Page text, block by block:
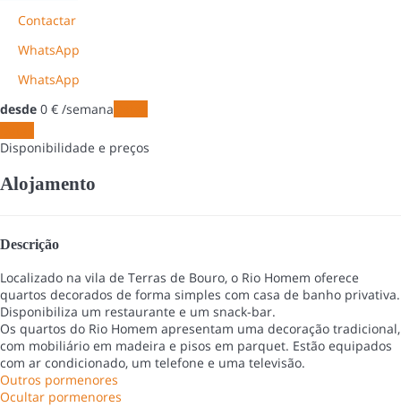
Contactar
WhatsApp
WhatsApp
desde 0 € /semana
Disponibilidade e preços
Alojamento
Descrição
Localizado na vila de Terras de Bouro, o Rio Homem oferece
quartos decorados de forma simples com casa de banho privativa.
Disponibiliza um restaurante e um snack-bar.
Os quartos do Rio Homem apresentam uma decoração tradicional,
com mobiliário em madeira e pisos em parquet. Estão equipados
com ar condicionado, um telefone e uma televisão.
Outros pormenores
Ocultar pormenores